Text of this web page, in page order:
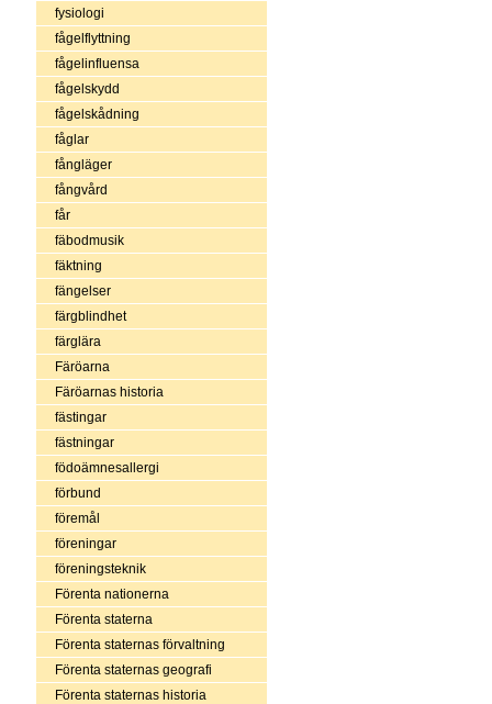
fysiologi
fågelflyttning
fågelinfluensa
fågelskydd
fågelskådning
fåglar
fångläger
fångvård
får
fäbodmusik
fäktning
fängelser
färgblindhet
färglära
Färöarna
Färöarnas historia
fästingar
fästningar
födoämnesallergi
förbund
föremål
föreningar
föreningsteknik
Förenta nationerna
Förenta staterna
Förenta staternas förvaltning
Förenta staternas geografi
Förenta staternas historia